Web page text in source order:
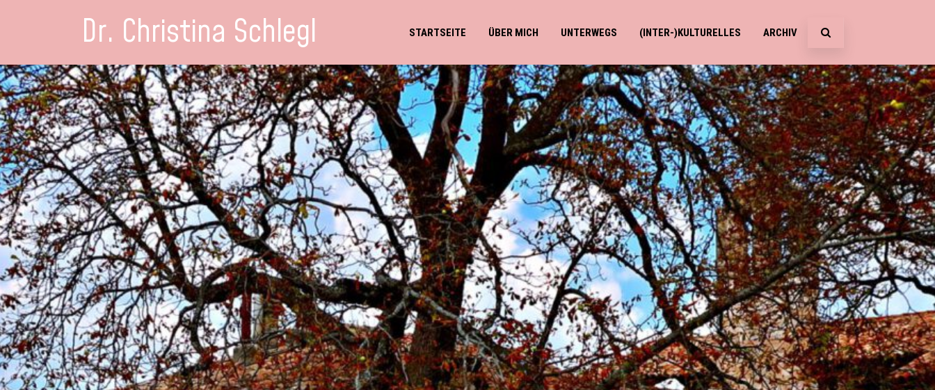
Dr. Christina Schlegl STARTSEITE ÜBER MICH UNTERWEGS (INTER-)KULTURELLES ARCHIV